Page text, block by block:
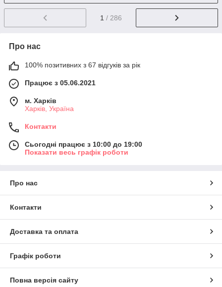
1 / 286
Про нас
100% позитивних з 67 відгуків за рік
Працює з 05.06.2021
м. Харків
Харків, Україна
Контакти
Сьогодні працює з 10:00 до 19:00
Показати весь графік роботи
Про нас
Контакти
Доставка та оплата
Графік роботи
Повна версія сайту